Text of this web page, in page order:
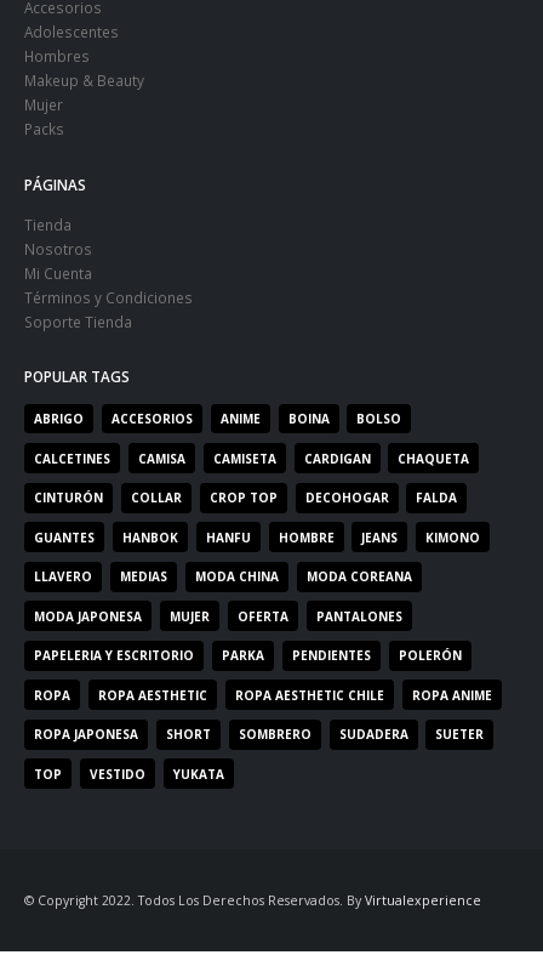
Accesorios
Adolescentes
Hombres
Makeup & Beauty
Mujer
Packs
PÁGINAS
Tienda
Nosotros
Mi Cuenta
Términos y Condiciones
Soporte Tienda
POPULAR TAGS
ABRIGO ACCESORIOS ANIME BOINA BOLSO
CALCETINES CAMISA CAMISETA CARDIGAN CHAQUETA
CINTURÓN COLLAR CROP TOP DECOHOGAR FALDA
GUANTES HANBOK HANFU HOMBRE JEANS KIMONO
LLAVERO MEDIAS MODA CHINA MODA COREANA
MODA JAPONESA MUJER OFERTA PANTALONES
PAPELERIA Y ESCRITORIO PARKA PENDIENTES POLERÓN
ROPA ROPA AESTHETIC ROPA AESTHETIC CHILE ROPA ANIME
ROPA JAPONESA SHORT SOMBRERO SUDADERA SUETER
TOP VESTIDO YUKATA
© Copyright 2022. Todos Los Derechos Reservados. By Virtualexperience